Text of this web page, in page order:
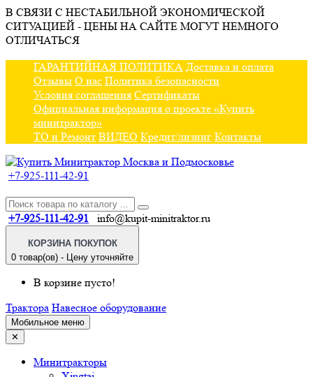
В СВЯЗИ С НЕСТАБИЛЬНОЙ ЭКОНОМИЧЕСКОЙ
СИТУАЦИЕЙ - ЦЕНЫ НА САЙТЕ МОГУТ НЕМНОГО
ОТЛИЧАТЬСЯ
ГАРАНТИЙНАЯ ПОЛИТИКА Доставка и оплата
Отзывы О нас Политика безопасности
Условия соглашения Сертификаты
Официальная информация о проекте «Купить
минитрактор»
ТО и Ремонт ВИДЕО Кредит/лизинг Контакты
+7-925-111-42-91
+7-925-111-42-91 info@kupit-minitraktor.ru
КОРЗИНА ПОКУПОК
0 товар(ов) - Цену уточняйте
В корзине пусто!
Трактора Навесное оборудование
Мобильное меню
✕
Минитракторы